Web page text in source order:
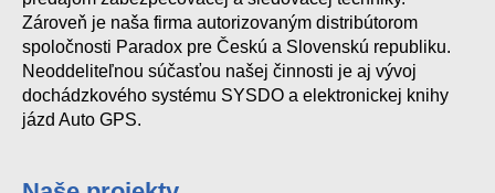
Zároveň je naša firma autorizovaným distribútorom
spoločnosti Paradox pre Českú a Slovenskú republiku.
Neoddeliteľnou súčasťou našej činnosti je aj vývoj
dochádzkového systému SYSDO a elektronickej knihy
jázd Auto GPS.